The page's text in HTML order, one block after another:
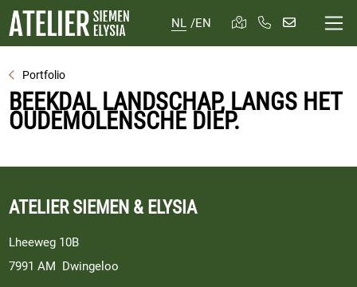
NL /EN
Portfolio
BEEKDAL LANDSCHAP, LANGS HET
OUDEMOLENSCHE DIEP.
ATELIER SIEMEN & ELYSIA
Lheeweg 10B
7991 AM Dwingeloo